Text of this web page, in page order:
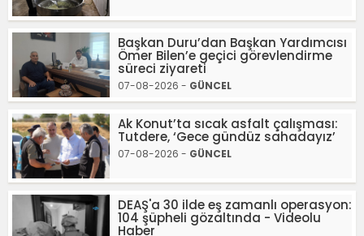
Başkan Duru’dan Başkan Yardımcısı
Ömer Bilen’e geçici görevlendirme
süreci ziyareti
07-08-2026 - GÜNCEL
Ak Konut’ta sıcak asfalt çalışması:
Tutdere, ‘Gece gündüz sahadayız’
07-08-2026 - GÜNCEL
DEAŞ'a 30 ilde eş zamanlı operasyon:
104 şüpheli gözaltında - Videolu
Haber